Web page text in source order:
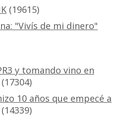
(19615)
"Vivís de mi dinero"
y tomando vino en
(17304)
10 años que empecé a
(14339)